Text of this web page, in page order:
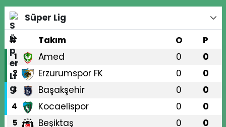
Süper Lig
#
Takım O P
1 Amed 0 0
2 Erzurumspor FK 0 0
3 Başakşehir 0 0
4 Kocaelispor 0 0
5 Beşiktaş 0 0